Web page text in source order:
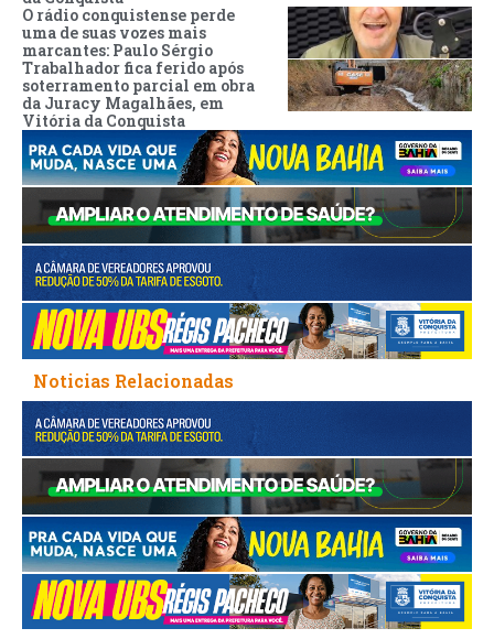
O rádio conquistense perde
uma de suas vozes mais
marcantes: Paulo Sérgio
Trabalhador fica ferido após
soterramento parcial em obra
da Juracy Magalhães, em
Vitória da Conquista
Noticias Relacionadas